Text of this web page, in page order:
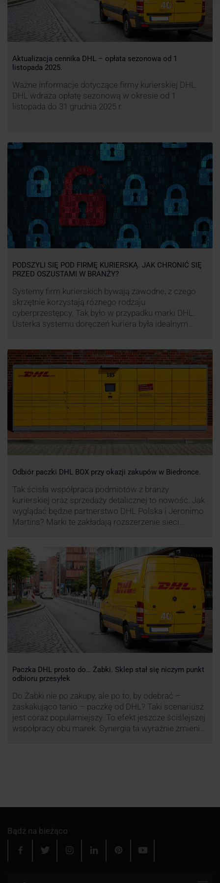
Aktualizacja cennika DHL – opłata sezonowa od 1
listopada 2025.
Ważne informacje dotyczące firmy kurierskiej DHL.
DHL wdraża opłatę sezonową w okresie od 1
listopada do 31 grudnia 2025 r.
PODSZYLI SIĘ POD FIRMĘ KURIERSKĄ. JAK CHRONIĆ SIĘ
PRZED OSZUSTAMI W BRANŻY?
Systemy firm kurierskich bywają zawodne, z czego
skrzętnie korzystają różnego rodzaju
cyberprzestępcy. Tak było w przypadku marki DHL.
Usterka systemu doręczeń kuriera była idealnym
oszukać cyberprzestępcom, którzy próbują
wykorzystać problemy przedsiębiorstw działających
w branży kurierskiej?
Odbiór paczki DHL BOX przy okazji zakupów w Biedronce.
Tak ścisła współpraca podmiotów z branży
kurierskiej oraz sprzedaży detalicznej to nowość. Jak
wyglądać będzie partnerstwo DHL Polska i Jeronimo
Martins? Marki te zakładają rozszerzenie sieci
Paczka DHL prosto do… Żabki. Sklep stał się niczym punkt
odbioru przesyłek
Do Żabki nie po zakupy, ale po to, by odebrać –
zaskakująco tanio – paczkę od DHL? Taki scenariusz
jest coraz popularniejszy. To efekt jeszcze ściślejszej
współpracy obu marek. Synergia ta wyraźnie zmienia
Bądź na bieżąco